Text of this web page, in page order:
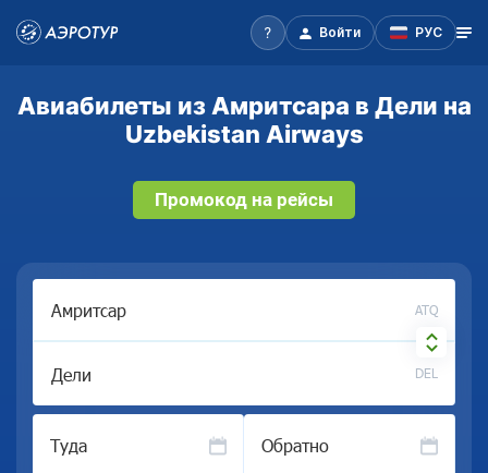
Войти РУС
Авиабилеты из Амритсара в Дели на
Uzbekistan Airways
Промокод на рейсы
ATQ
DEL
Туда Обратно